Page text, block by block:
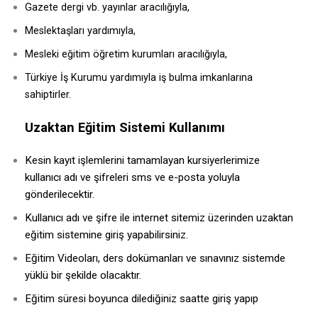
Gazete dergi vb. yayınlar aracılığıyla,
Meslektaşları yardımıyla,
Mesleki eğitim öğretim kurumları aracılığıyla,
Türkiye İş Kurumu yardımıyla iş bulma imkanlarına
sahiptirler.
Uzaktan Eğitim Sistemi Kullanımı
Kesin kayıt işlemlerini tamamlayan kursiyerlerimize
kullanıcı adı ve şifreleri sms ve e-posta yoluyla
gönderilecektir.
Kullanıcı adı ve şifre ile internet sitemiz üzerinden uzaktan
eğitim sistemine giriş yapabilirsiniz.
Eğitim Videoları, ders dokümanları ve sınavınız sistemde
yüklü bir şekilde olacaktır.
Eğitim süresi boyunca dilediğiniz saatte giriş yapıp